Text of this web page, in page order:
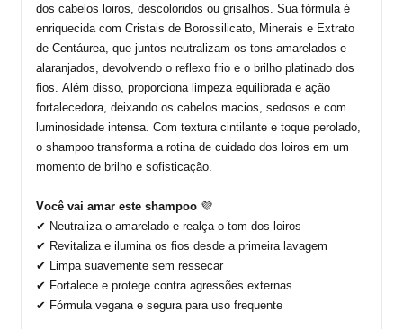
dos cabelos loiros, descoloridos ou grisalhos. Sua fórmula é
enriquecida com Cristais de Borossilicato, Minerais e Extrato
de Centáurea , que juntos neutralizam os tons amarelados e
alaranjados, devolvendo o reflexo frio e o brilho platinado dos
fios. Além disso, proporciona limpeza equilibrada e ação
fortalecedora, deixando os cabelos macios, sedosos e com
luminosidade intensa. Com textura cintilante e toque perolado,
o shampoo transforma a rotina de cuidado dos loiros em um
momento de brilho e sofisticação.
Você vai amar este shampoo 💜
✔ Neutraliza o amarelado e realça o tom dos loiros
✔ Revitaliza e ilumina os fios desde a primeira lavagem
✔ Limpa suavemente sem ressecar
✔ Fortalece e protege contra agressões externas
✔ Fórmula vegana e segura para uso frequente